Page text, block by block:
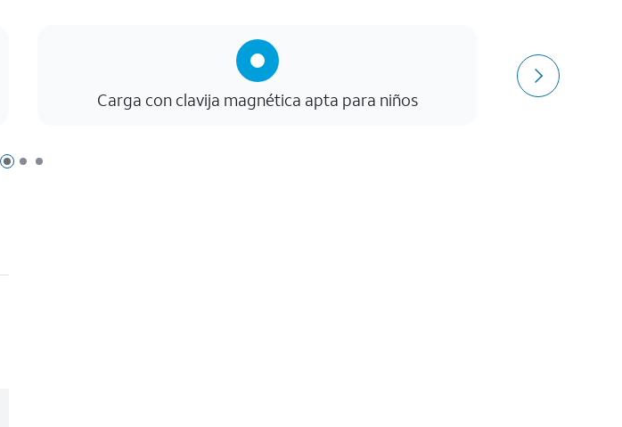
Página 1 de 3
Página 2 de 3
Página 3 de 3
Carga con clavija magnética apta para niños